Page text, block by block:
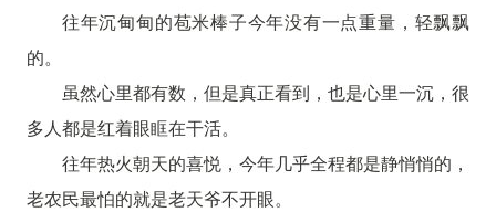
往年沉甸甸的苞米棒子今年没有一点重量，轻飘飘
的。
虽然心里都有数，但是真正看到，也是心里一沉，很
多人都是红着眼眶在干活。
往年热火朝天的喜悦，今年几乎全程都是静悄悄的，
老农民最怕的就是老天爷不开眼。